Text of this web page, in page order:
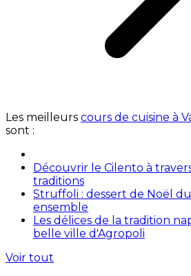
Les meilleurs cours de cuisine à
sont :
Découvrir le Cilento à
traditions
Struffoli : dessert de Noël
ensemble
Les délices de la tradition
belle ville d'Agropoli
Voir tout